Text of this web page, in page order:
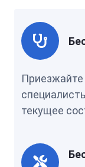
Приезжайте
текущее